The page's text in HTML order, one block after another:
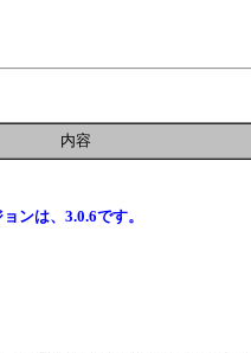
内容
ンは、3.0.6です。